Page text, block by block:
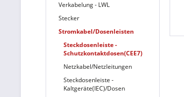
Verkabelung - LWL
Stecker
Stromkabel/Dosenleisten
Steckdosenleiste -
Schutzkontaktdosen(CEE7)
Netzkabel/Netzleitungen
Steckdosenleiste -
Kaltgeräte(IEC)/Dosen